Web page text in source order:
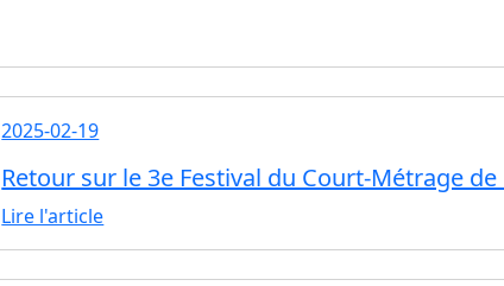
2025-02-19
Retour sur le 3e Festival du Court-Métrage
Lire l'article